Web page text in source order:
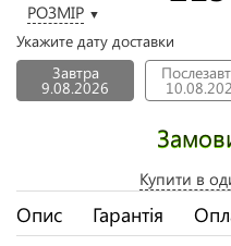
РОЗМІР ▼
Укажите дату доставки
Завтра
9.08.2026
Купити в
Опис Гарантія